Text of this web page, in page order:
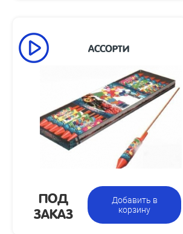
АССОРТИ
ПОД
ЗАКАЗ
Добавить в
корзину